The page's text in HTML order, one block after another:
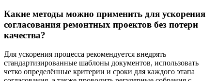
Какие методы можно применить для ускорения
согласования ремонтных проектов без потери
качества?
Для ускорения процесса рекомендуется внедрять
стандартизированные шаблоны документов, использовать
четко определённые критерии и сроки для каждого этапа